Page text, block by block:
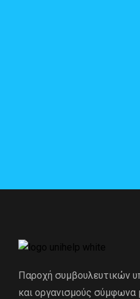
Παροχή συμβουλευτικών
και οργανισμούς σύμφωνα